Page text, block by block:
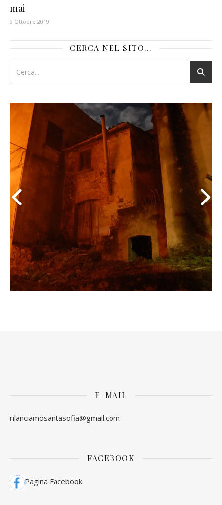
mai
9 Ottobre 2019
CERCA NEL SITO…
E-MAIL
rilanciamosantasofia@gmail.com
FACEBOOK
Pagina Facebook